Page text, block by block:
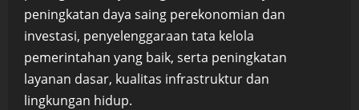
peningkatan daya saing perekonomian dan
investasi, penyelenggaraan tata kelola
pemerintahan yang baik, serta peningkatan
layanan dasar, kualitas infrastruktur dan
lingkungan hidup.